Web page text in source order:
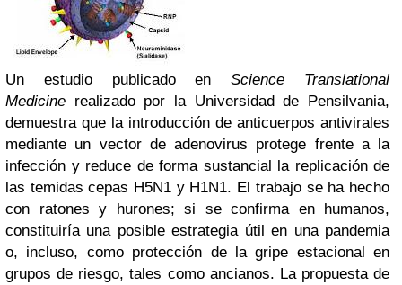
Un estudio publicado enScience Translational
Medicine realizado por la Universidad de Pensilvania,
demuestra que la introducción de anticuerpos antivirales
mediante un vector de adenovirus protege frente a la
infección y reduce de forma sustancial la replicación de
las temidas cepas H5N1 y H1N1. El trabajo se ha hecho
con ratones y hurones; si se confirma en humanos,
constituiría una posible estrategia útil en una pandemia
o, incluso, como protección de la gripe estacional en
grupos de riesgo, tales como ancianos. La propuesta de